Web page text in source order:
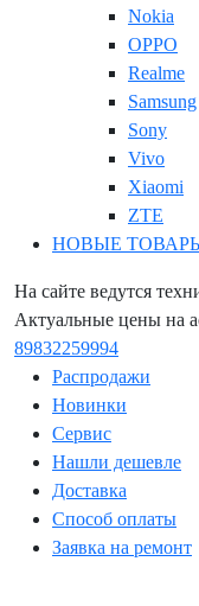
Nokia
OPPO
Realme
Samsung
Sony
Vivo
Xiaomi
ZTE
НОВЫЕ
На сайте ведутся
Актуальные цены на
89832259994
Распродажи
Новинки
Сервис
Нашли дешевле
Доставка
Способ оплаты
Заявка на ремонт